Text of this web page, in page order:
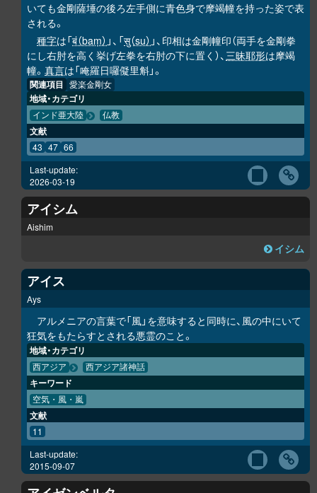
いても金剛薩埵の後ろ左手側に青色身で摩竭幢を持った姿で表
される。
種字は「बं（baṃ） 」、「सु（su） 」、印相は金剛幢印（両手を金剛拳
にし右肘を高く挙げ左拳を右肘の下に置く）、三昧耶形は摩竭
幢。 真言は「唵羅日囉儗里斛」。
関連項目 愛楽金剛女
地域・カテゴリ
インド亜大陸 仏教
文献
43 47 66
Last-update:
2026-03-19
アイシム
Aishim
イシム
アイス
Ays
アルメニアの言葉で「風」を意味すると同時に、風の中にいて
狂気をもたらすとされる悪霊のこと。
地域・カテゴリ
西アジア 西アジア諸神話
キーワード
空気・風・嵐
文献
11
Last-update:
2015-09-07